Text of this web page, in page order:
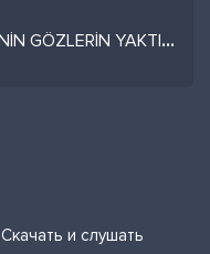
GÖZLERİN YAKTI BENİ
и слушать